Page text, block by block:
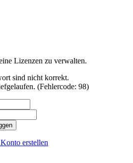
Lizenzen zu verwalten.
sind nicht korrekt.
(Fehlercode: 98)
erstellen